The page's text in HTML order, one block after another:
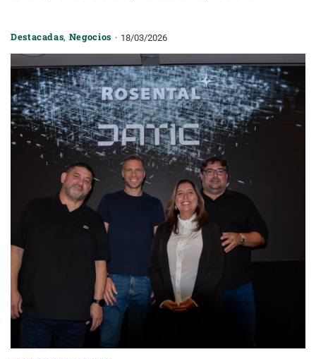
Destacadas, Negocios 18/03/2026